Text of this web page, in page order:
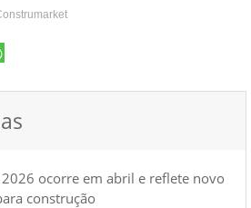
ocorre em abril e reflete novo
construção